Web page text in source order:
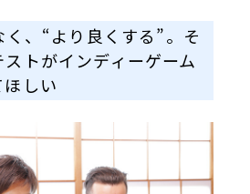
、“より良くする”。そ
トがインディーゲーム
しい